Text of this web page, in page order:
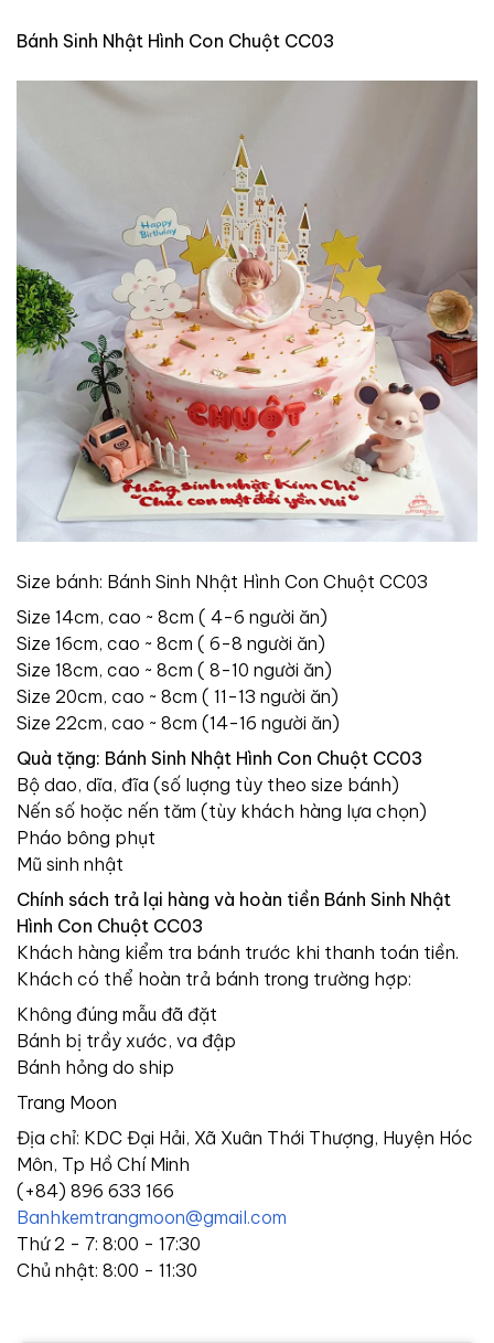
Bánh Sinh Nhật Hình Con Chuột CC03
Size bánh: Bánh Sinh Nhật Hình Con Chuột CC03
Size 14cm, cao ~ 8cm ( 4-6 người ăn)
Size 16cm, cao ~ 8cm ( 6-8 người ăn)
Size 18cm, cao ~ 8cm ( 8-10 người ăn)
Size 20cm, cao ~ 8cm ( 11-13 người ăn)
Size 22cm, cao ~ 8cm (14-16 người ăn)
Quà tặng: Bánh Sinh Nhật Hình Con Chuột CC03
Bộ dao, dĩa, đĩa (số luợng tùy theo size bánh)
Nến số hoặc nến tăm (tùy khách hàng lựa chọn)
Pháo bông phụt
Mũ sinh nhật
Chính sách trả lại hàng và hoàn tiền Bánh Sinh Nhật
Hình Con Chuột CC03
Khách hàng kiểm tra bánh trước khi thanh toán tiền.
Khách có thể hoàn trả bánh trong trường hợp:
Không đúng mẫu đã đặt
Bánh bị trầy xước, va đập
Bánh hỏng do ship
Trang Moon
Địa chỉ: KDC Đại Hải, Xã Xuân Thới Thượng, Huyện Hóc
Môn, Tp Hồ Chí Minh
(+84) 896 633 166
Banhkemtrangmoon@gmail.com
Thứ 2 - 7: 8:00 - 17:30
Chủ nhật: 8:00 - 11:30